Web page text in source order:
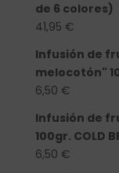
de 6 colores)
41,95 €
Infusión de
melocotón"
6,50 €
Infusión de
100gr. COLD
6,50 €